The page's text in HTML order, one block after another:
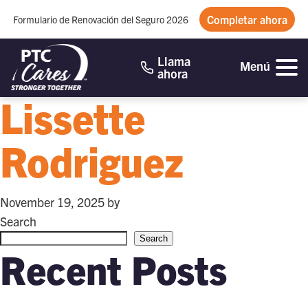
Formulario de Renovación del Seguro 2026 Completar ahora
Llama
ahora Menú
Lissette
Rodriguez
November 19, 2025 by
Search
Search
Recent Posts